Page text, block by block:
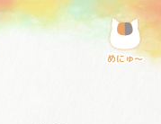
めにゅ〜